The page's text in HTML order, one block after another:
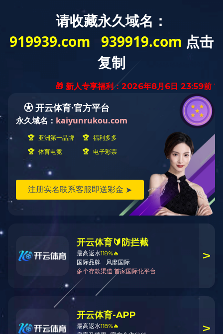
岩芯钻机类
钻塔类
其他产品